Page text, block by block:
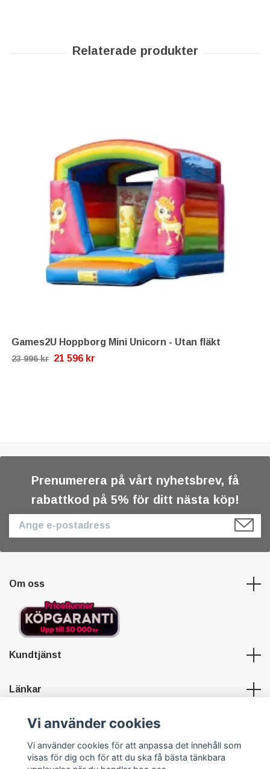
Games2U Hoppborg Mini Unicorn - Utan fläkt
23 996 kr 21 596 kr
Prenumerera på vårt nyhetsbrev, få
rabattkod på 5% för ditt nästa köp!
Om oss
Kundtjänst
Länkar
Sociala medier
Vi använder cookies
Vi använder cookies för att anpassa det innehåll som
visas för dig och för att du ska få bästa tänkbara